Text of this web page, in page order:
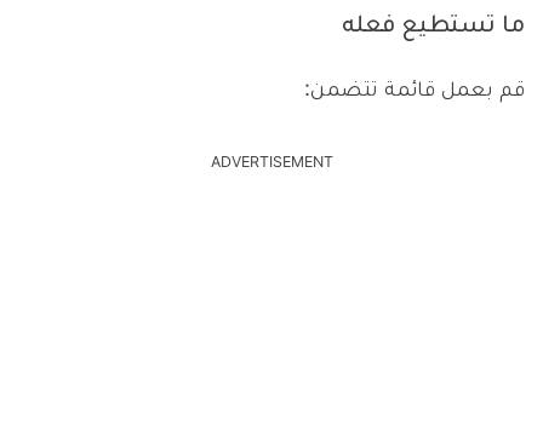
ما تستطيع فعله
قم بعمل قائمة تتضمن:
ADVERTISEMENT